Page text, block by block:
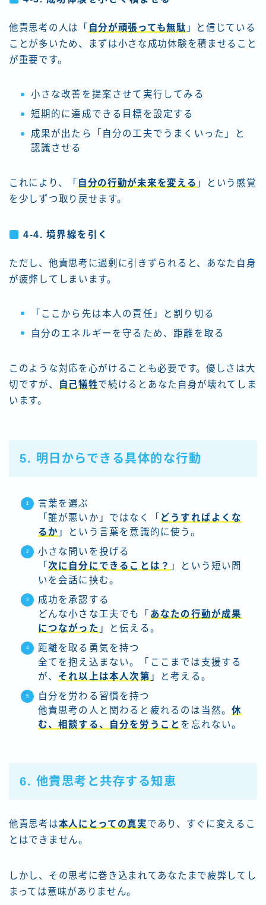
他責思考の人は「 自分が頑張っても無駄 」と信じている
ことが多いため、まずは小さな成功体験を積ませること
が重要です。
小さな改善を提案させて実行してみる
短期的に達成できる目標を設定する
成果が出たら「自分の工夫でうまくいった」と
認識させる
これにより、「 自分の行動が未来を変える 」という感覚
を少しずつ取り戻せます。
4-4. 境界線を引く
ただし、他責思考に過剰に引きずられると、あなた自身
が疲弊してしまいます。
「ここから先は本人の責任」と割り切る
自分のエネルギーを守るため、距離を取る
このような対応を心がけることも必要です。優しさは大
切ですが、
自己犠牲で続けるとあなた自身が壊れてしま
います。
5. 明日からできる具体的な行動
言葉を選ぶ
「誰が悪いか」ではなく「 どうすればよくな
るか 」という言葉を意識的に使う。
小さな問いを投げる
「 次に自分にできることは？ 」という短い問
いを会話に挟む。
成功を承認する
どんな小さな工夫でも「 あなたの行動が成果
につながった 」と伝える。
距離を取る勇気を持つ
全てを抱え込まない。「ここまでは支援する
が、 それ以上は本人次第 」と考える。
自分を労わる習慣を持つ
他責思考の人と関わると疲れるのは当然。休
む、相談する、自分を労うこと を忘れない。
6. 他責思考と共存する知恵
他責思考は本人にとっての真実であり、すぐに変えるこ
とはできません。
しかし、その思考に巻き込まれてあなたまで疲弊してし
まっては意味がありません。